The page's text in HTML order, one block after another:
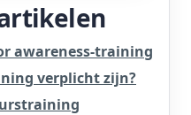
awareness-training
verplicht zijn?